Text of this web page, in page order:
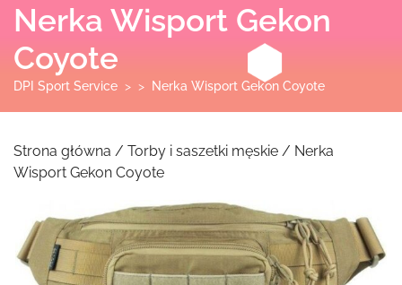
Nerka Wisport Gekon
Coyote
DPI Sport Service > > Nerka Wisport Gekon Coyote
Strona główna / Torby i saszetki męskie / Nerka
Wisport Gekon Coyote